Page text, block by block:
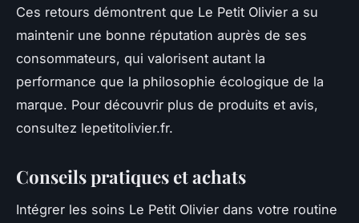
Ces retours démontrent que Le Petit Olivier a su
maintenir une bonne réputation auprès de ses
consommateurs, qui valorisent autant la
performance que la philosophie écologique de la
marque. Pour découvrir plus de produits et avis,
consultez lepetitolivier.fr.
Conseils pratiques et achats
Intégrer les soins Le Petit Olivier dans votre routine